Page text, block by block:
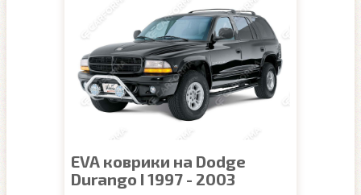
EVA коврики на Dodge
Durango I 1997 - 2003